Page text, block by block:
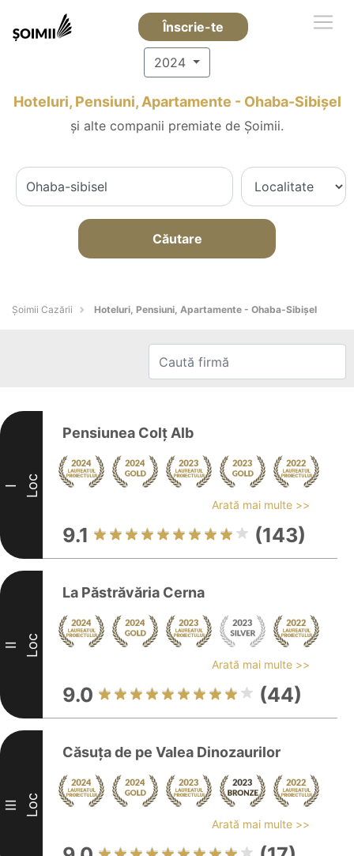
Înscrie-te
2024
Hoteluri, Pensiuni, Apartamente - Ohaba-Sibişel
și alte companii premiate de Șoimii.
Căutare
Șoimii Cazării Hoteluri, Pensiuni, Apartamente - Ohaba-Sibişel
I Loc
Pensiunea Colț Alb
Arată mai multe >>
9.1 (143)
II Loc
La Păstrăvăria Cerna
Arată mai multe >>
9.0 (44)
III Loc
Căsuţa de pe Valea Dinozaurilor
Arată mai multe >>